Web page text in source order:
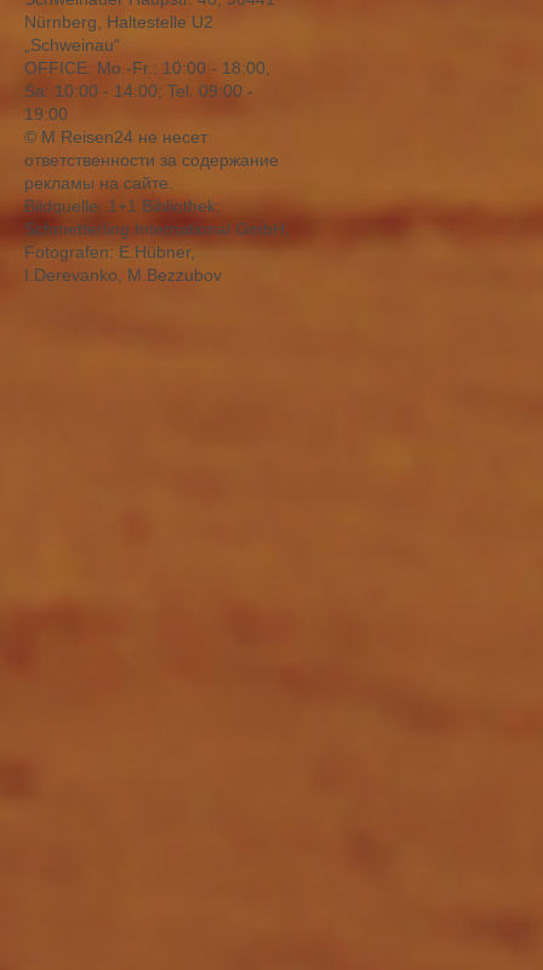
Nürnberg, Haltestelle U2
„Schweinau“
OFFICE: Mо.-Fr.: 10:00 - 18:00,
Sa: 10:00 - 14:00; Tel. 09:00 -
19:00
© M Reisen24 не несет
ответственности за содержание
рекламы на сайте.
Bildquelle: 1+1 Bibliothek;
Schmetterling International GmbH,
Fotografen: E.Hübner,
I.Derevanko, M.Bezzubov